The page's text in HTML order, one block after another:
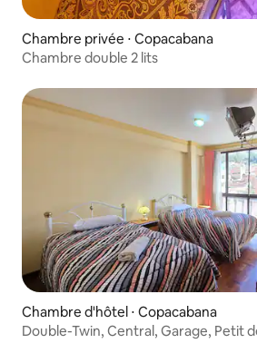
Chambre privée ⋅ Copacabana
Chambre double 2 lits
Chambre d'hôtel ⋅ Copacabana
Double-Twin, Central, Garage, Petit